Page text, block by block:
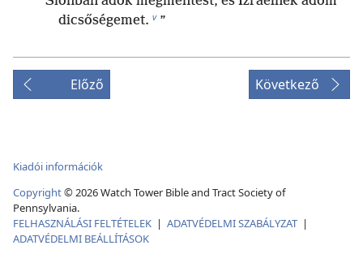
dicsőségemet. v ”
Előző Következő
Kiadói információk
Copyright©2026Watch Tower Bible and Tract Society of
Pennsylvania.
FELHASZNÁLÁSI FELTÉTELEK | ADATVÉDELMI SZABÁLYZAT |
ADATVÉDELMI BEÁLLÍTÁSOK